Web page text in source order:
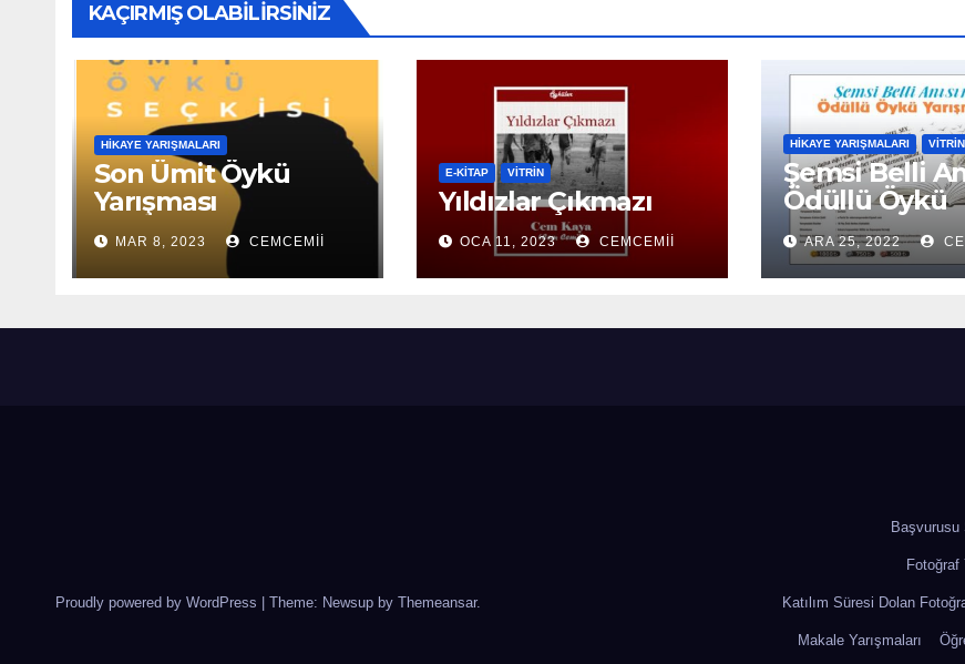
KAÇIRMIŞ OLABILIRSINIZ
HIKAYE YARIŞMALARI
Son Ümit Öykü
Yarışması
MAR 8, 2023 CEMCEMII
E-KİTAP VITRIN
Yıldızlar Çıkmazı
OCA 11, 2023 CEMCEMII
HIKAYE YARIŞMALARI VITRIN
Şemsi Belli
Ödüllü Öykü
Yarışması
ARA 25, 2022
Proudly powered by WordPress Theme: Newsup by Themeansar.
Başvurusu
Fotoğraf
Katılım Süresi Dolan
Makale Yarışmaları